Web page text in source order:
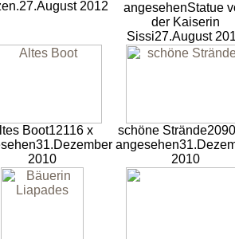
27.August 2012
angesehenStatue
der Kaiserin
Sissi27.August
Boot12116 x
31.Dezember
2010
schöne Strände
angesehen
2010